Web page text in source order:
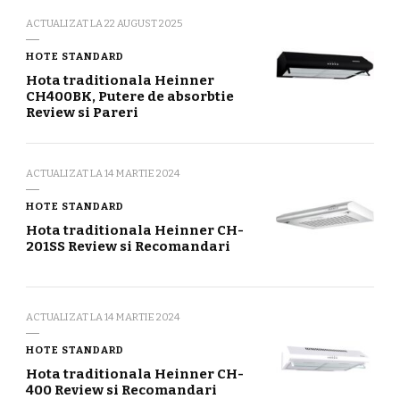
ACTUALIZAT LA 22 AUGUST 2025
HOTE STANDARD
Hota traditionala Heinner
CH400BK, Putere de absorbtie
Review si Pareri
ACTUALIZAT LA 14 MARTIE 2024
HOTE STANDARD
Hota traditionala Heinner CH-
201SS Review si Recomandari
ACTUALIZAT LA 14 MARTIE 2024
HOTE STANDARD
Hota traditionala Heinner CH-
400 Review si Recomandari